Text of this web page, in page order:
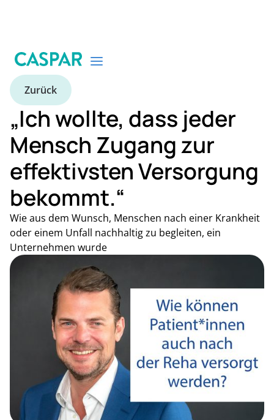
Zurück
„Ich wollte, dass jeder
Mensch Zugang zur
effektivsten Versorgung
bekommt.“
Wie aus dem Wunsch, Menschen nach einer Krankheit
oder einem Unfall nachhaltig zu begleiten, ein
Unternehmen wurde